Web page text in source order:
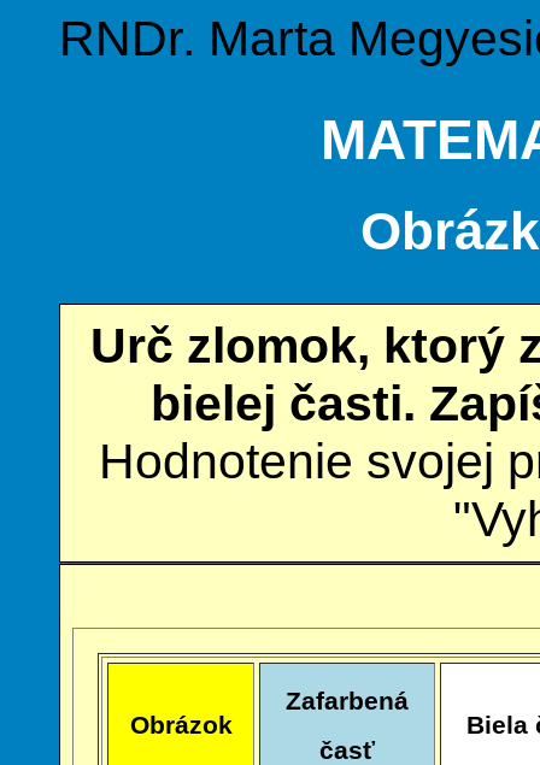
RNDr. Marta
Urč zlomok, ktorý
bielej časti.
Hodnotenie svojej
Obrázok
Zafarbená
časť
Biela